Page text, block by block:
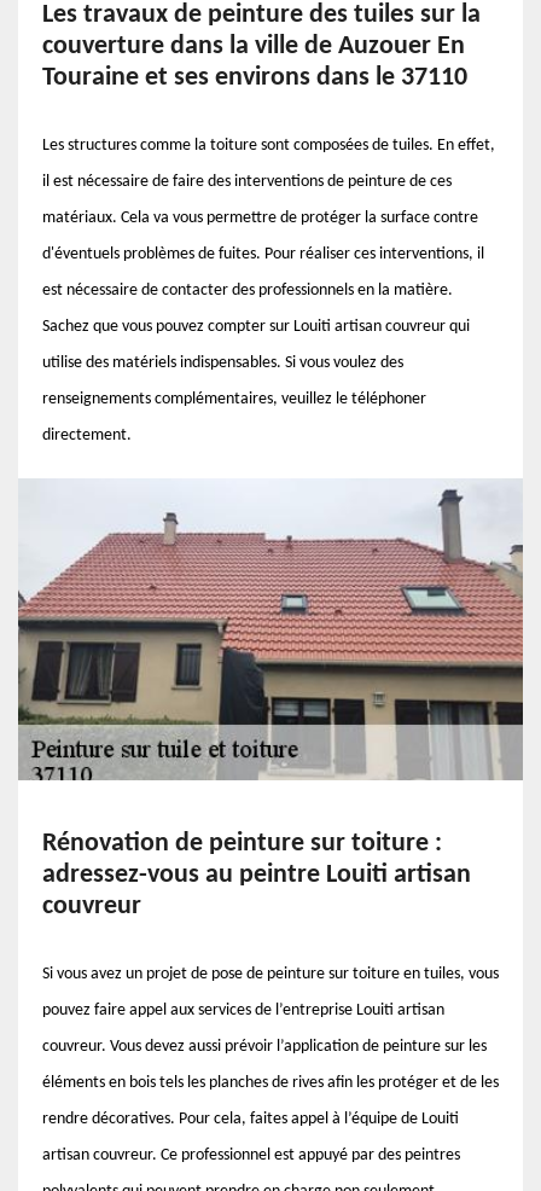
Les travaux de peinture des tuiles sur la
couverture dans la ville de Auzouer En
Touraine et ses environs dans le 37110
Les structures comme la toiture sont composées de tuiles. En effet,
il est nécessaire de faire des interventions de peinture de ces
matériaux. Cela va vous permettre de protéger la surface contre
d'éventuels problèmes de fuites. Pour réaliser ces interventions, il
est nécessaire de contacter des professionnels en la matière.
Sachez que vous pouvez compter sur Louiti artisan couvreur qui
utilise des matériels indispensables. Si vous voulez des
renseignements complémentaires, veuillez le téléphoner
directement.
Rénovation de peinture sur toiture :
adressez-vous au peintre Louiti artisan
couvreur
Si vous avez un projet de pose de peinture sur toiture en tuiles, vous
pouvez faire appel aux services de l’entreprise Louiti artisan
couvreur. Vous devez aussi prévoir l’application de peinture sur les
éléments en bois tels les planches de rives afin les protéger et de les
rendre décoratives. Pour cela, faites appel à l’équipe de Louiti
artisan couvreur. Ce professionnel est appuyé par des peintres